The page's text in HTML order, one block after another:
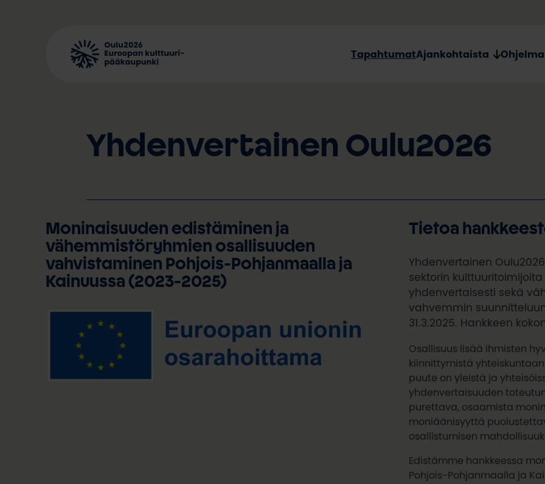
TapahtumatAjankohtaista Ohjelma
Yhdenvertainen Oulu2026
Moninaisuuden edistäminen ja
vähemmistöryhmien osallisuuden
vahvistaminen Pohjois-Pohjanmaalla ja
Kainuussa (2023-2025)
Tietoa
Yhdenvertainen
sektorin
yhdenvertaisesti sekä
vahvemmin
31.3.2025. Hankkeen
Osallisuus lisää ihmisten
kiinnittymistä
puute on yleistä ja
yhdenvertaisuuden
purettava, osaamista
moniäänisyyttä
osallistumisen
Edistämme hankkeessa
Pohjois-Pohjanmaalla ja